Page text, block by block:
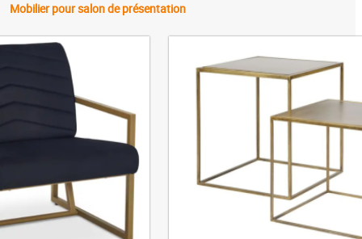
Mobilier pour salon de présentation